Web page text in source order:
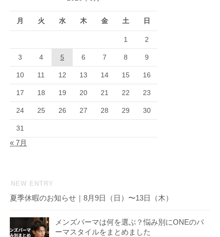
月 火 水 木 金 土 日
1 2
3 4 5 6 7 8 9
10 11 12 13 14 15 16
17 18 19 20 21 22 23
24 25 26 27 28 29 30
31
« 7月
NEW ENTRY
夏季休暇のお知らせ｜8月9日（日）〜13日（木）
メンズパーマは何を選ぶ？悩み別にONEのパ
ーマスタイルをまとめました